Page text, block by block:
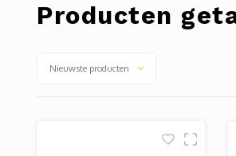
Producten
Nieuwste producten